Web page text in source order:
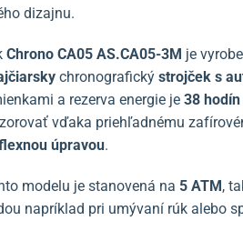
dizajnu.
Chrono CA05 AS.CA05-3M je
chronografický strojček s
a rezerva energie je 38 hodín
vďaka priehľadnému
úpravou.
modelu je stanovená na 5 ATM,
napríklad pri umývaní rúk alebo